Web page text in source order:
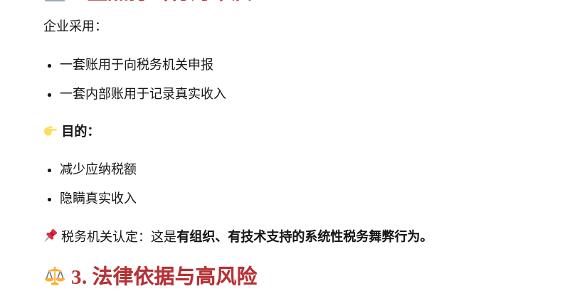
企业采用：
一套账用于向税务机关申报
一套内部账用于记录真实收入
目的：
减少应纳税额
隐瞒真实收入
税务机关认定：这是有组织、有技术支持的系统性税务舞弊行为。
3. 法律依据与高风险